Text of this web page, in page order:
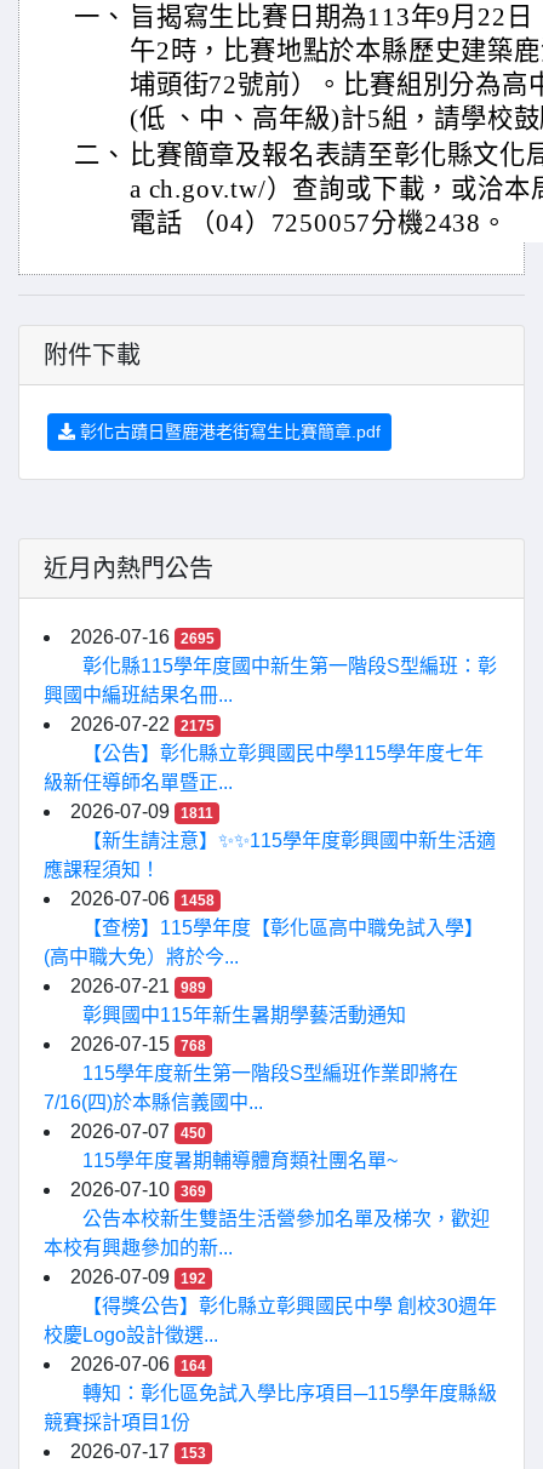
一、 旨揭寫生比賽日期為113年9月22
午2時，比賽地點於本縣歷史建築
埔頭街72號前）。比賽組別分為高
(低 、中、高年級)計5組，請學校
二、 比賽簡章及報名表請至彰化縣文化
a ch.gov.tw/）查詢或下載，或洽
電話 （04）7250057分機2438。
附件下載
彰化古蹟日暨鹿港老街寫生比賽簡章.pdf
近月內熱門公告
2026-07-16 2695
彰化縣115學年度國中新生第一階段S型編班：彰
興國中編班結果名冊...
2026-07-22
2175
【公告】彰化縣立彰興國民中學115學年度七年
級新任導師名單暨正...
2026-07-09
1811
【新生請注意】✨✨115學年度彰興國中新生活適
應課程須知！
2026-07-06
1458
【查榜】115學年度【彰化區高中職免試入學】
(高中職大免）將於今...
2026-07-21
989
彰興國中115年新生暑期學藝活動通知
2026-07-15
768
115學年度新生第一階段S型編班作業即將在
7/16(四)於本縣信義國中...
2026-07-07
450
115學年度暑期輔導體育類社團名單~
2026-07-10
369
公告本校新生雙語生活營參加名單及梯次，歡迎
本校有興趣參加的新...
2026-07-09
192
【得獎公告】彰化縣立彰興國民中學 創校30週年
校慶Logo設計徵選...
2026-07-06
164
轉知：彰化區免試入學比序項目─115學年度縣級
競賽採計項目1份
2026-07-17
153